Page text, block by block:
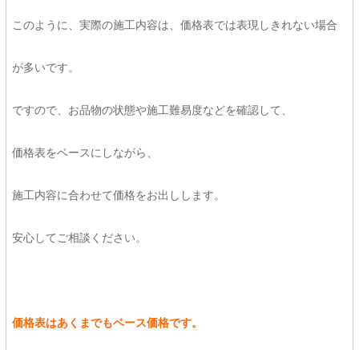
このように、実際の施工内容は、価格表では表現しきれない場合
が多いです。
ですので、お品物の状態や施工難易度などを確認して、
価格表をベースにしながら、
施工内容に合わせて価格をお出しします。
安心してご相談ください。
価格表はあくまでもベース価格です。